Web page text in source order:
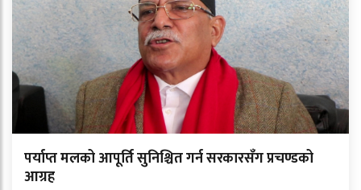
पर्याप्त मलको आपूर्ति सुनिश्चित गर्न सरकारसँग प्रचण्डको
आग्रह